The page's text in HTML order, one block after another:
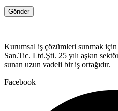
Kurumsal iş çözümleri sunmak
San.Tic. Ltd.Şti. 25 yılı aşkın
sunan uzun vadeli bir iş ortağıdır.
Facebook